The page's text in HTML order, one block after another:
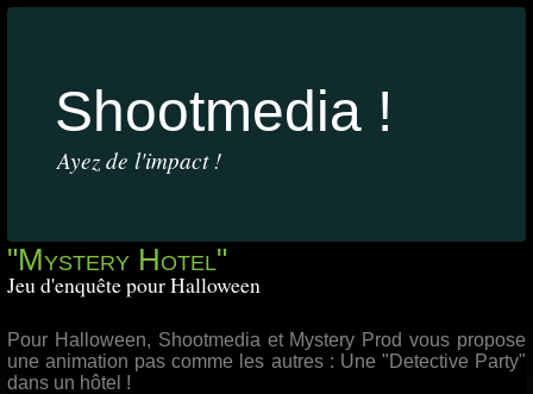
Shootmedia !
Ayez de l'impact !
"Mystery Hotel"
Jeu d'enquête pour Halloween
Pour Halloween, Shootmedia et Mystery Prod vous propose
une animation pas comme les autres : Une "Detective Party"
dans un hôtel !